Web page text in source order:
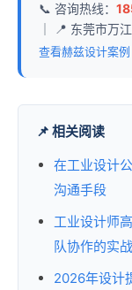
📞 咨询热线：
｜ 📍 东莞市万
查看赫兹设计案
📌 相关阅读
在工业设计
沟通手段
工业设计师
队协作的实
2026年设计